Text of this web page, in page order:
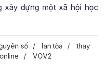
xây dựng một xã hội học
số lan tỏa
thay
online VOV2